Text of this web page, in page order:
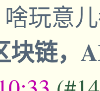
玩意
块链，